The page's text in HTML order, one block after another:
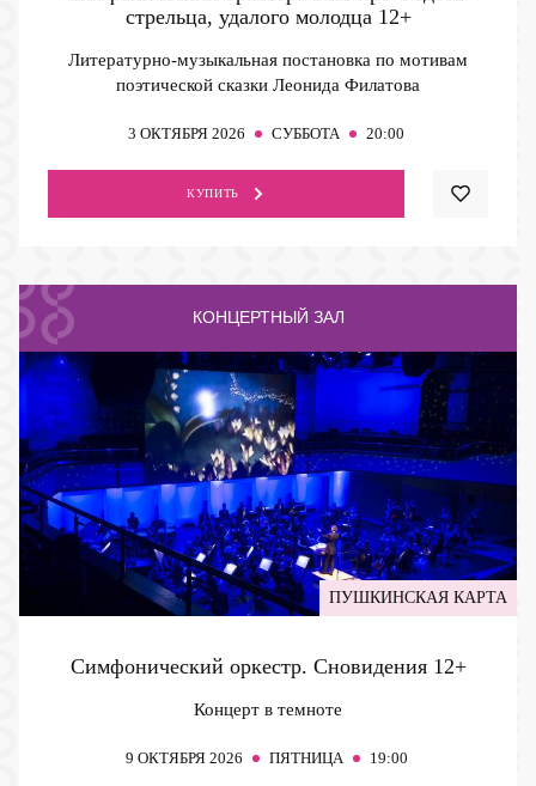
стрельца, удалого молодца 12+
Литературно-музыкальная постановка по мотивам
поэтической сказки Леонида Филатова
3 ОКТЯБРЯ 2026 СУББОТА 20:00
КУПИТЬ
КОНЦЕРТНЫЙ ЗАЛ
ПУШКИНСКАЯ КАРТА
Симфонический оркестр. Сновидения 12+
Концерт в темноте
9 ОКТЯБРЯ 2026 ПЯТНИЦА 19:00